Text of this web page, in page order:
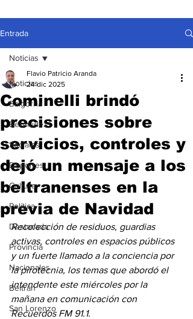
Entrada
Noticias
Baigorria
Bermúdez
Sociales
Deportes
Cultura
Política
Destacada
Provincia
Nacionales
Beltrán
San Lorenzo
Noticias
Cominelli brindó
precisiones sobre
servicios, controles y
dejó un mensaje a los
beltranenses en la
previa de Navidad
Flavio Patricio Aranda
24 dic 2025
Recolección de residuos, guardias
activas, controles en espacios públicos
y un fuerte llamado a la conciencia por
la pirotecnia, los temas que abordó el
intendente este miércoles por la
mañana en comunicación con
Recuerdos FM 91.1.